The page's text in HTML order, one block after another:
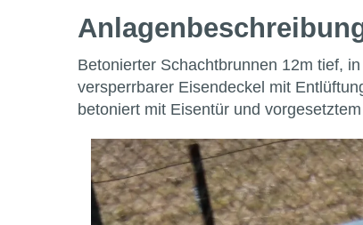
Betonierter Schachtbrunnen 12m tief,
versperrbarer Eisendeckel mit
betoniert mit Eisentür und